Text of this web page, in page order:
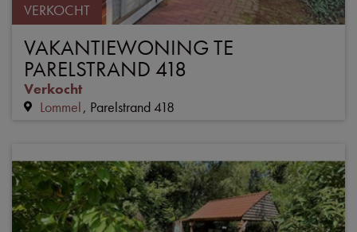
VERKOCHT
VAKANTIEWONING TE
PARELSTRAND 418
Verkocht
Lommel Parelstrand 418